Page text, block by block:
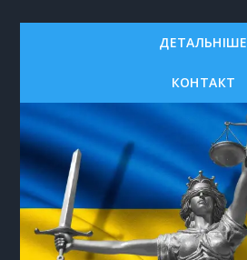
ДЕТАЛЬНІШЕ
КОНТАКТ